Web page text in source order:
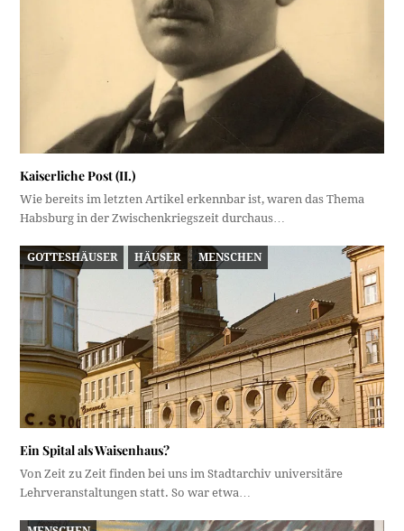
Kaiserliche Post (II.)
Wie bereits im letzten Artikel erkennbar ist, waren das Thema
Habsburg in der Zwischenkriegszeit durchaus…
GOTTESHÄUSER HÄUSER MENSCHEN
Ein Spital als Waisenhaus?
Von Zeit zu Zeit finden bei uns im Stadtarchiv universitäre
Lehrveranstaltungen statt. So war etwa…